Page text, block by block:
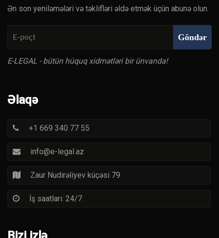
Ən son yeniləmələri və təklifləri əldə etmək üçün abunə olun.
Göndər
E-LEGAL - bütün hüquq xidmətləri bir ünvanda!
Əlaqə
+1 669 340 77 55
info@e-legal.az
Zaur Nudirəliyev küçəsi 79
İş saatları: 24/7